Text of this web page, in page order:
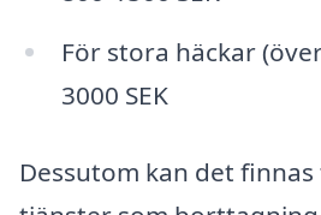
För stora häckar
3000 SEK
Dessutom kan det